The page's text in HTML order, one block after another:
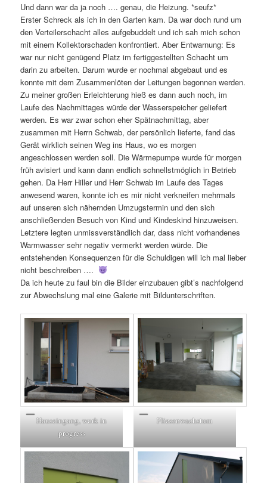
Und dann war da ja noch …. genau, die Heizung. *seufz*
Erster Schreck als ich in den Garten kam. Da war doch rund um
den Verteilerschacht alles aufgebuddelt und ich sah mich schon
mit einem Kollektorschaden konfrontiert. Aber Entwarnung: Es
war nur nicht genügend Platz im fertiggestellten Schacht um
darin zu arbeiten. Darum wurde er nochmal abgebaut und es
konnte mit dem Zusammenlöten der Leitungen begonnen werden.
Zu meiner großen Erleichterung hieß es dann auch noch, im
Laufe des Nachmittages würde der Wasserspeicher geliefert
werden. Es war zwar schon eher Spätnachmittag, aber
zusammen mit Herrn Schwab, der persönlich lieferte, fand das
Gerät wirklich seinen Weg ins Haus, wo es morgen
angeschlossen werden soll. Die Wärmepumpe wurde für morgen
früh avisiert und kann dann endlich schnellstmöglich in Betrieb
gehen. Da Herr Hiller und Herr Schwab im Laufe des Tages
anwesend waren, konnte ich es mir nicht verkneifen mehrmals
auf unseren sich nähernden Umzugstermin und den sich
anschließenden Besuch von Kind und Kindeskind hinzuweisen.
Letztere legten unmissverständlich dar, dass nicht vorhandenes
Warmwasser sehr negativ vermerkt werden würde. Die
entstehenden Konsequenzen für die Schuldigen will ich mal lieber
nicht beschreiben ….
Da ich heute zu faul bin die Bilder einzubauen gibt’s nachfolgend
zur Abwechslung mal eine Galerie mit Bildunterschriften.
Hauseingang, work in
progress
Fliesenwachstum